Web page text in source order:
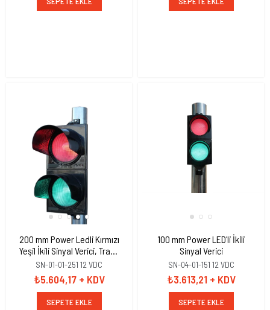
200 mm Power Ledli Kırmızı
Yeşil İkili Sinyal Verici, Trafik
Lambası
SN-01-01-251 12 VDC
₺5.604,17 + KDV
SEPETE EKLE
100 mm Power LED'li İkili
Sinyal Verici
SN-04-01-151 12 VDC
₺3.613,21 + KDV
SEPETE EKLE